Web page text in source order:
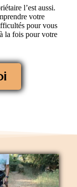
l’est aussi.
votre
pour vous
la fois pour votre